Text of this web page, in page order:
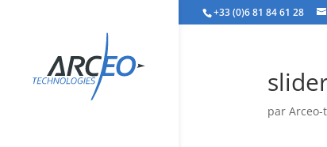
+33 (0)6 81 84 61 28
par Arceo-